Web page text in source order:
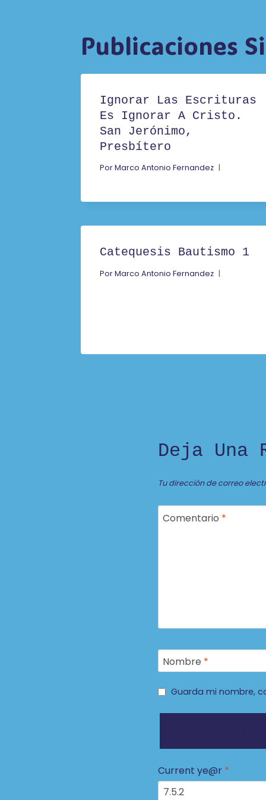
Publicaciones
Ignorar Las Escrituras
Es Ignorar A Cristo.
San Jerónimo,
Presbítero
PorMarco Antonio Fernandez
Catequesis Bautismo 1
PorMarco Antonio Fernandez
Deja Una
Tu dirección de correo
Comentario *
Nombre *
Guarda mi nombre,
Current ye@r *